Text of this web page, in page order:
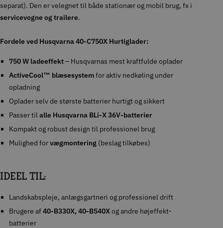
separat). Den er velegnet til både stationær og mobil brug, fx i
servicevogne og trailere.
Fordele ved Husqvarna 40-C750X Hurtiglader:
750 W ladeeffekt– Husqvarnas mest kraftfulde oplader
ActiveCool™ blæsesystemfor aktiv nedkøling under
opladning
Oplader selv de største batterier hurtigt og sikkert
Passer tilalle Husqvarna BLi-X 36V-batterier
Kompakt og robust design til professionel brug
Mulighed forvægmontering(beslag tilkøbes)
IDEEL TIL:
Landskabspleje, anlægsgartneri og professionel drift
Brugere af40-B330X, 40-B540Xog andre højeffekt-
batterier